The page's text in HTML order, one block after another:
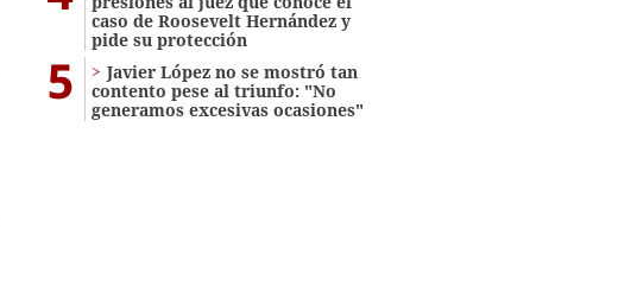
caso de Roosevelt Hernández y
pide su protección
5
Javier López no se mostró tan
contento pese al triunfo: "No
generamos excesivas ocasiones"